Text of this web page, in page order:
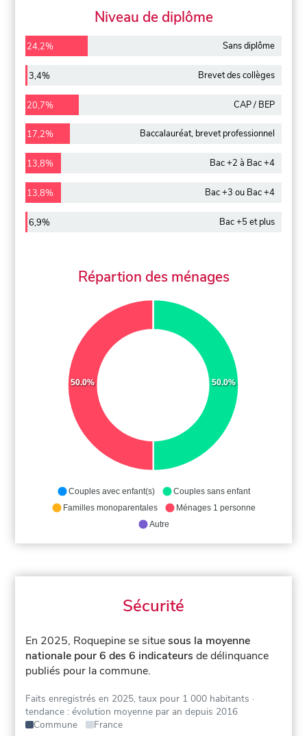
Niveau de diplôme
24,2% Sans diplôme
3,4% Brevet des collèges
20,7% CAP / BEP
17,2% Baccalauréat, brevet professionnel
13,8% Bac +2 à Bac +4
13,8% Bac +3 ou Bac +4
6,9% Bac +5 et plus
Répartion des ménages
50.0%
50.0%
Couples avec enfant(s)
Couples sans enfant
Familles monoparentales
Ménages 1 personne
Autre
Sécurité
En 2025, Roquepine se situesous la moyenne
nationale pour 6 des 6 indicateurs de délinquance
publiés pour la commune.
Faits enregistrés en 2025, taux pour 1 000 habitants ·
tendance : évolution moyenne par an depuis 2016
Commune
France